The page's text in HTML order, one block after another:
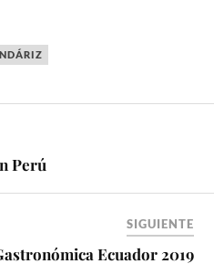
Perú
SIGUIENTE
Ecuador 2019